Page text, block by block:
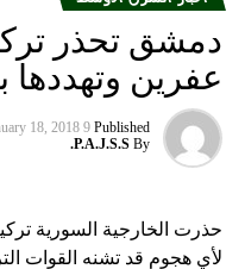
دمشق تحذر
عفرين وتهددها
Published
9 years ago
18, 2018
By
P.A.J.S.S.
حذرت الخارجية السورية
لأي هجوم قد تشنه القوات